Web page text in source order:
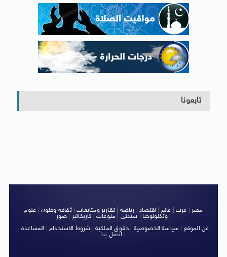
تابعونا
مصر عرب عالم اقتصاد رياضة |تقارير ومتابعات|ثقافة وفنون
علوم
وتكنولوجيا| سيدتى منوعات كاريكاتير صور
|
عن الموقع
سياسة الخصوصية حقوق الملكية شروط الاستخدام| المساعدة|
اتصل بنا